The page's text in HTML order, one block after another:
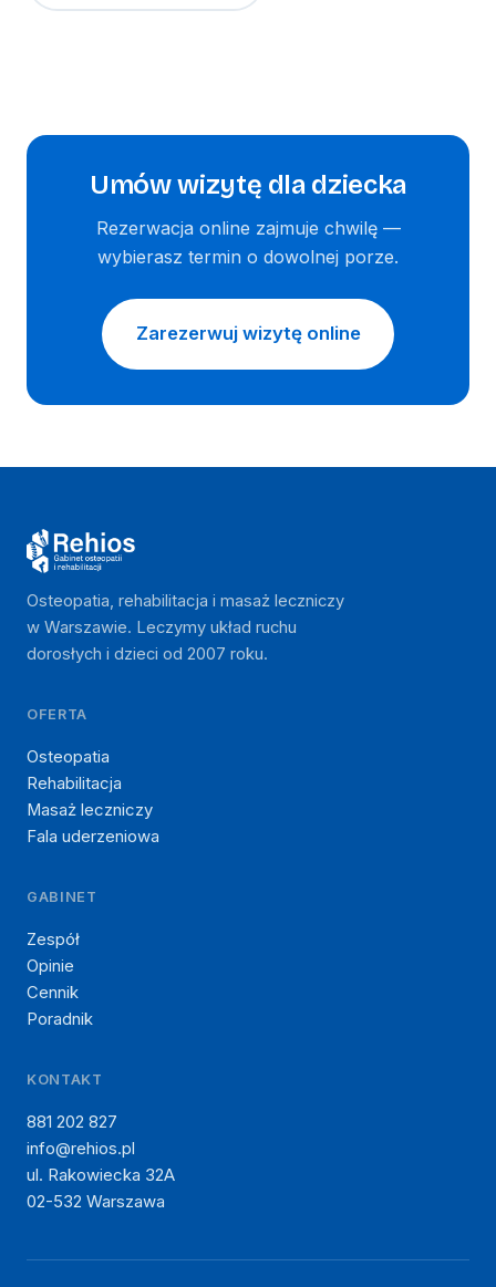
Umów wizytę dla dziecka
Rezerwacja online zajmuje chwilę —
wybierasz termin o dowolnej porze.
Zarezerwuj wizytę online
Osteopatia, rehabilitacja i masaż leczniczy
w Warszawie. Leczymy układ ruchu
dorosłych i dzieci od 2007 roku.
OFERTA
Osteopatia
Rehabilitacja
Masaż leczniczy
Fala uderzeniowa
GABINET
Zespół
Opinie
Cennik
Poradnik
KONTAKT
881 202 827
info@rehios.pl
ul. Rakowiecka 32A
02-532 Warszawa